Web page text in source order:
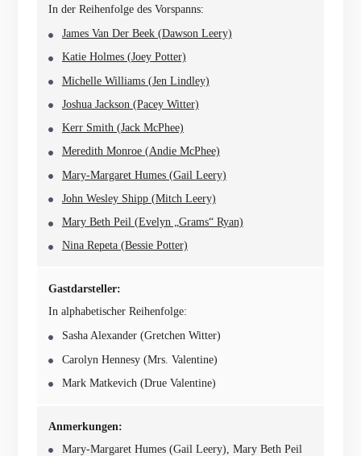
In der Reihenfolge des Vorspanns:
James Van Der Beek (Dawson Leery)
Katie Holmes (Joey Potter)
Michelle Williams (Jen Lindley)
Joshua Jackson (Pacey Witter)
Kerr Smith (Jack McPhee)
Meredith Monroe (Andie McPhee)
Mary-Margaret Humes (Gail Leery)
John Wesley Shipp (Mitch Leery)
Mary Beth Peil (Evelyn „Grams“ Ryan)
Nina Repeta (Bessie Potter)
Gastdarsteller:
In alphabetischer Reihenfolge:
Sasha Alexander (Gretchen Witter)
Carolyn Hennesy (Mrs. Valentine)
Mark Matkevich (Drue Valentine)
Anmerkungen:
Mary-Margaret Humes (Gail Leery), Mary Beth Peil